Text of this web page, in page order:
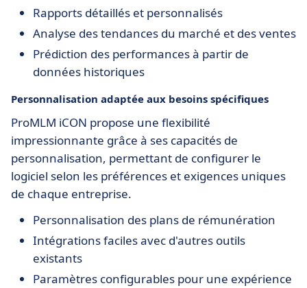
Rapports détaillés et personnalisés
Analyse des tendances du marché et des ventes
Prédiction des performances à partir de
données historiques
Personnalisation adaptée aux besoins spécifiques
ProMLM iCON propose une flexibilité
impressionnante grâce à ses capacités de
personnalisation, permettant de configurer le
logiciel selon les préférences et exigences uniques
de chaque entreprise.
Personnalisation des plans de rémunération
Intégrations faciles avec d'autres outils
existants
Paramètres configurables pour une expérience